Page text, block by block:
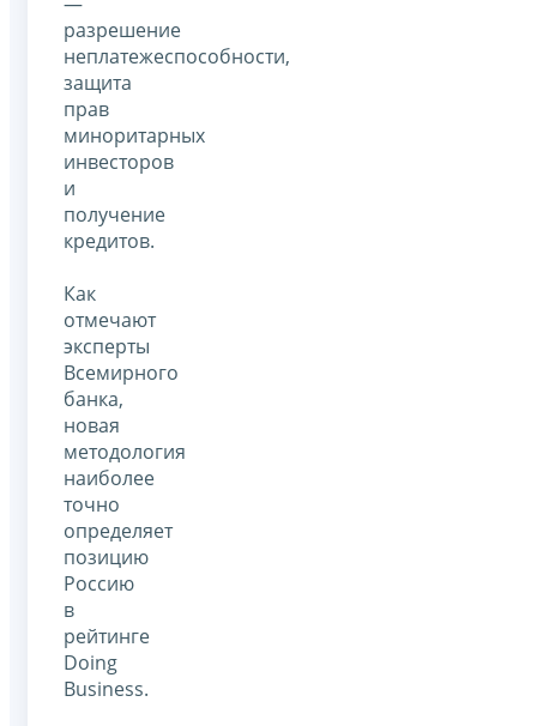
разрешение
неплатежеспособности,
защита
прав
миноритарных
инвесторов
и
получение
кредитов.
Как
отмечают
эксперты
Всемирного
банка,
новая
методология
наиболее
точно
определяет
позицию
Россию
в
рейтинге
Doing
Business.